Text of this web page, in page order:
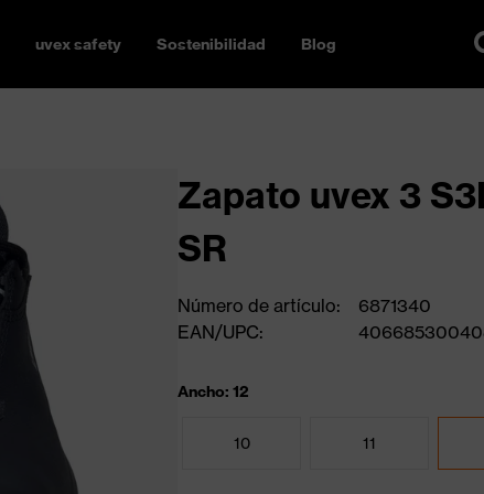
uvex safety Sostenibilidad Blog
Zapato uvex 3
SR
Número de artículo:
6871340
EAN/UPC:
Ancho: 12
10 11